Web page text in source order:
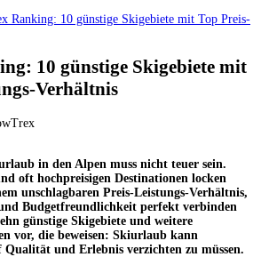
Ranking: 10 günstige Skigebiete mit Top Preis-
10 günstige Skigebiete mit
Verhältnis
in den Alpen muss nicht teuer sein.
oft hochpreisigen Destinationen locken
unschlagbaren Preis-Leistungs-Verhältnis,
Budgetfreundlichkeit perfekt verbinden
günstige Skigebiete und weitere
vor, die beweisen: Skiurlaub kann
Qualität und Erlebnis verzichten zu müssen.